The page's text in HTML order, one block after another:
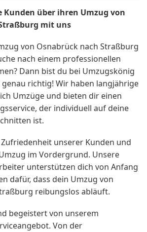
Kunden über ihren Umzug von
mit uns
von Osnabrück nach Straßburg
nach einem professionellen
Dann bist du bei Umzugskönig
richtig! Wir haben langjährige
Umzüge und bieten dir einen
der individuell auf deine
ist.
unserer Kunden und
im Vordergrund. Unsere
unterstützen dich von Anfang
dafür, dass dein Umzug von
reibungslos abläuft.
begeistert von unserem
Von der